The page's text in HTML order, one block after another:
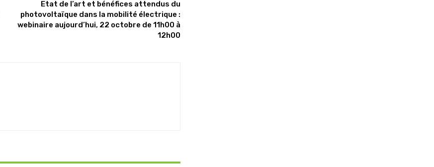
Etat de l’art et bénéfices attendus du
photovoltaïque dans la mobilité électrique :
webinaire aujourd’hui, 22 octobre de 11h00 à
12h00